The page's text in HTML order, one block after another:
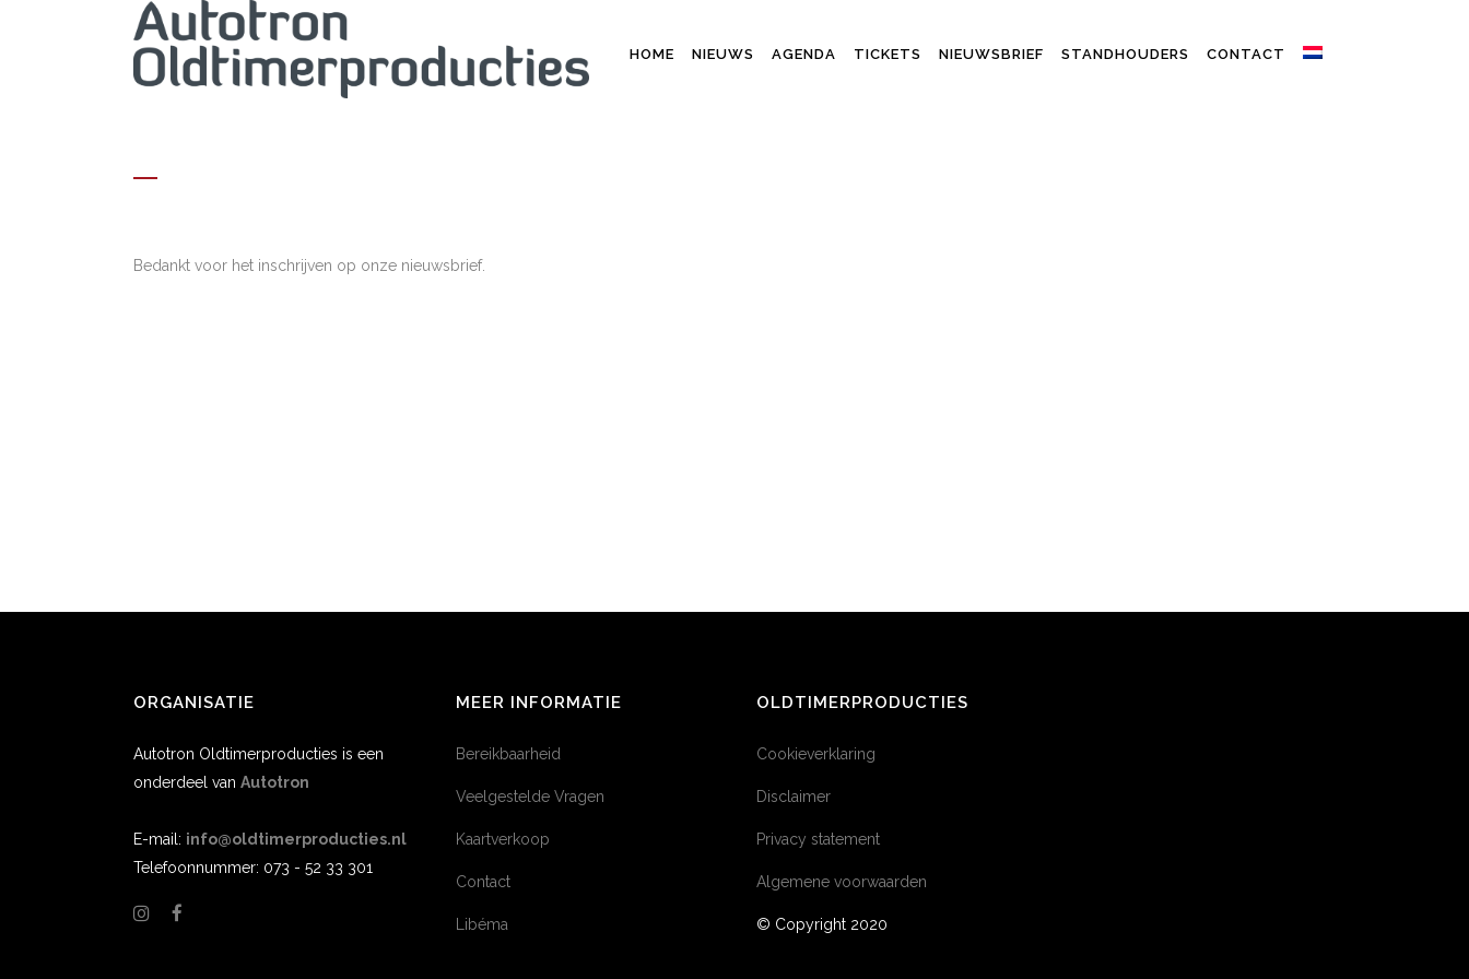
HOME NIEUWS AGENDA TICKETS NIEUWSBRIEF STANDHOUDERS CONTACT
Bedankt voor het inschrijven op onze nieuwsbrief.
ORGANISATIE
Autotron Oldtimerproducties is een
onderdeel van Autotron
E-mail: info@oldtimerproducties.nl
Telefoonnummer: 073 - 52 33 301
MEER INFORMATIE
Bereikbaarheid
Veelgestelde Vragen
Kaartverkoop
Contact
Libéma
OLDTIMERPRODUCTIES
Cookieverklaring
Disclaimer
Privacy statement
Algemene voorwaarden
© Copyright 2020